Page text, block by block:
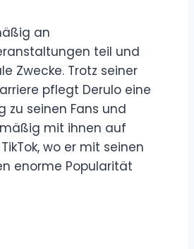
an
teil und
Zwecke. Trotz seiner
pflegt Derulo eine
zu seinen Fans und
mit ihnen auf
wo er mit seinen
enorme Popularität